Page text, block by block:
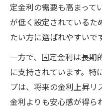
定金利の需要も高まって
が低く設定されているた
たい方に選ばれやすいで
一方で、固定金利は長期
に支持されています。特
プは、将来の金利上昇リ
金利よりも安心感が得ら